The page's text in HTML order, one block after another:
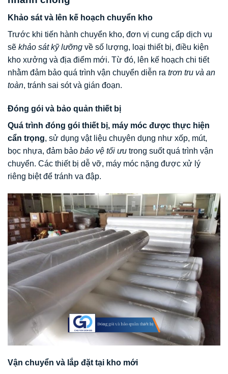
Khảo sát và lên kế hoạch chuyển kho
Trước khi tiến hành chuyển kho, đơn vị cung cấp dịch vụ
sẽ khảo sát kỹ lưỡng về số lượng, loại thiết bị, điều kiện
kho xưởng và địa điểm mới. Từ đó, lên kế hoạch chi tiết
nhằm đảm bảo quá trình vận chuyển diễn ra trơn tru và an
toàn, tránh sai sót và gián đoạn.
Đóng gói và bảo quản thiết bị
Quá trình đóng gói thiết bị, máy móc được thực hiện
cẩn trọng, sử dụng vật liệu chuyên dụng như xốp, mút,
bọc nhựa, đảm bảo bảo vệ tối ưu trong suốt quá trình vận
chuyển. Các thiết bị dễ vỡ, máy móc nặng được xử lý
riêng biệt để tránh va đập.
Vận chuyển và lắp đặt tại kho mới